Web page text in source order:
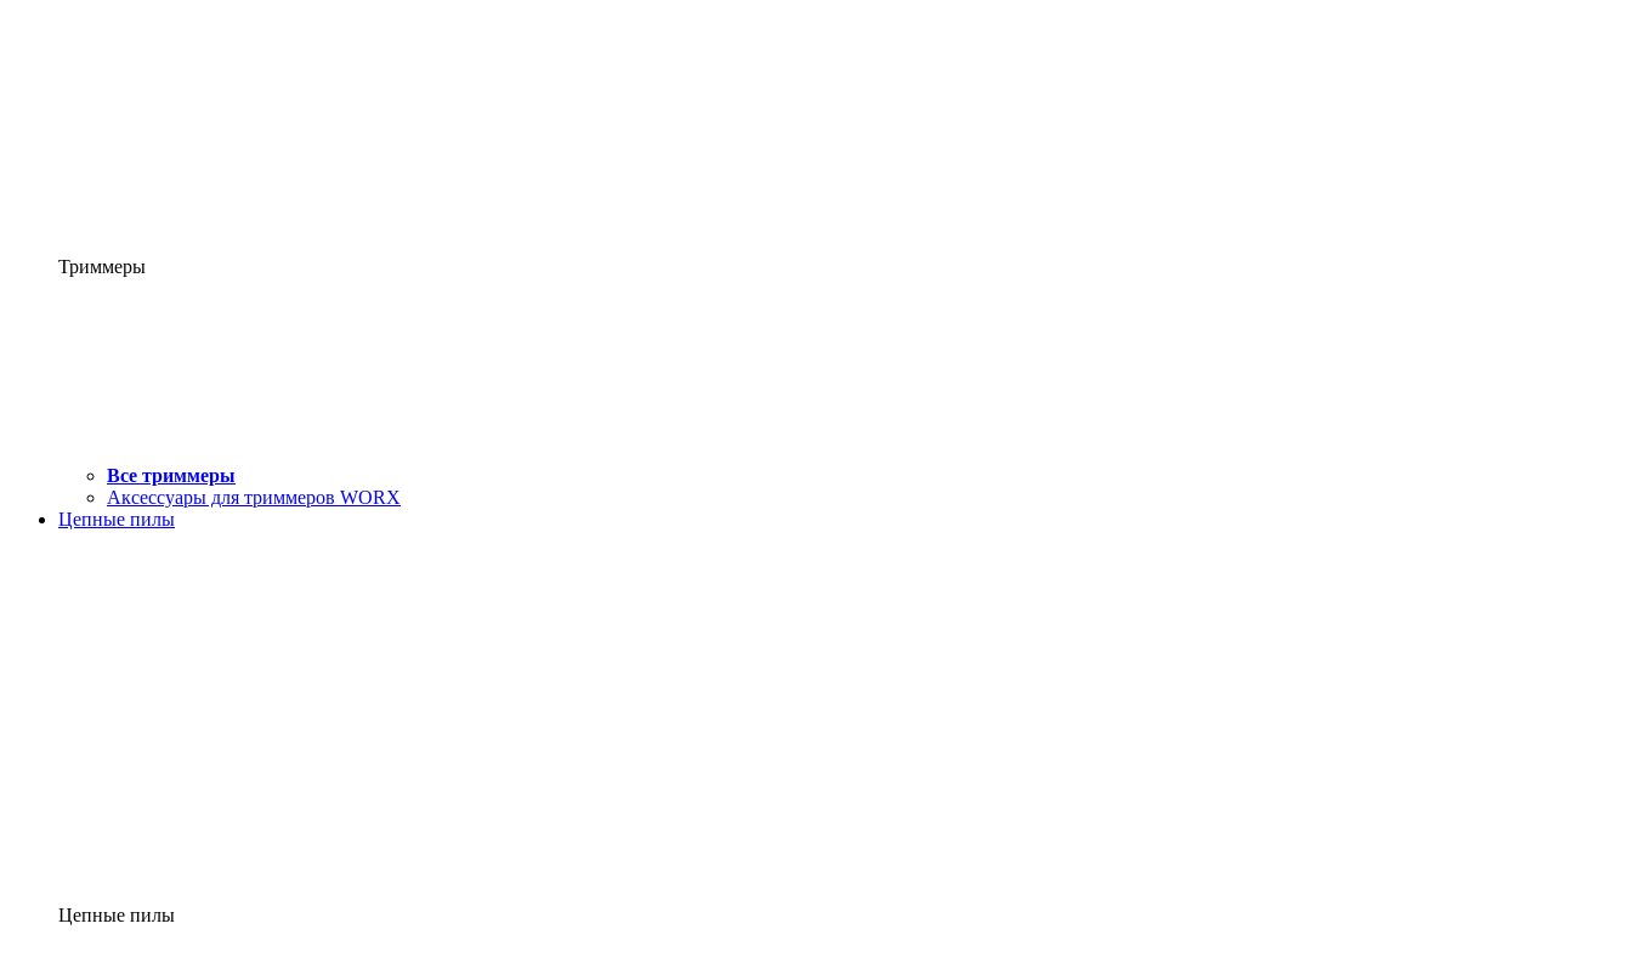
Триммеры
Все триммеры
Аксессуары для триммеров WORX
Цепные пилы
Цепные пилы